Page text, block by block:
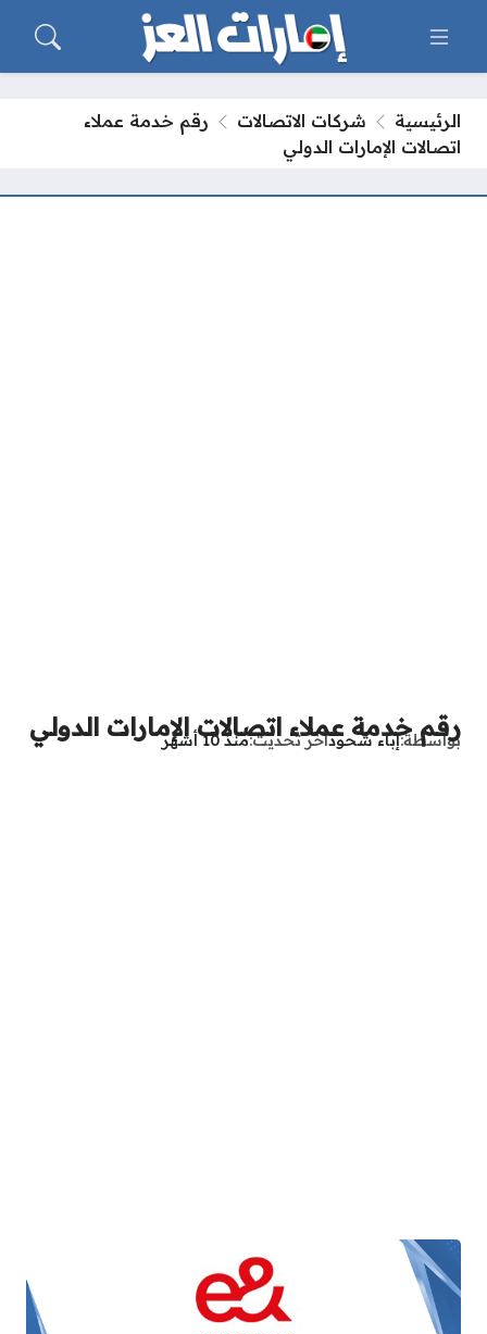
الرئيسية شركات الاتصالات
رقم خدمة عملاء
اتصالات الإمارات الدولي
رقم خدمة عملاء اتصالات الإمارات الدولي
بواسطةإباء شحودآخر تحديثمنذ 10 أشهر